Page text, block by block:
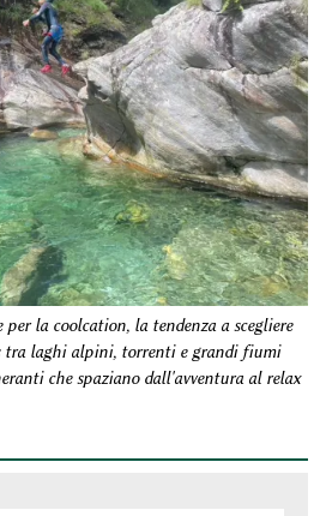
la coolcation, la tendenza a scegliere
tra laghi alpini, torrenti e grandi fiumi
che spaziano dall'avventura al relax